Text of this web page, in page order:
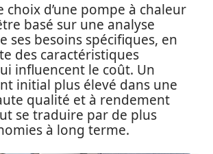
choix d’une pompe à chaleur
basé sur une analyse
ses besoins spécifiques, en
des caractéristiques
influencent le coût. Un
initial plus élevé dans une
qualité et à rendement
se traduire par de plus
à long terme.